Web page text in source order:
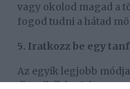
vagy okolod magad a
fogod tudni a hátad
5. Iratkozz be egy
Az egyik legjobb
életedből, ha